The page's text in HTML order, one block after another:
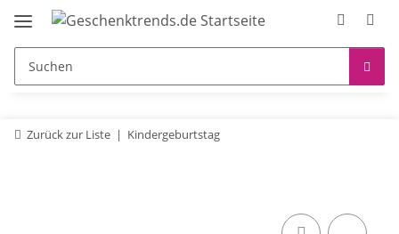
Zurück zur Liste Kindergeburtstag